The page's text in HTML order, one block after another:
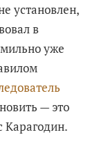
установлен,
в
уже
— это
Карагодин.